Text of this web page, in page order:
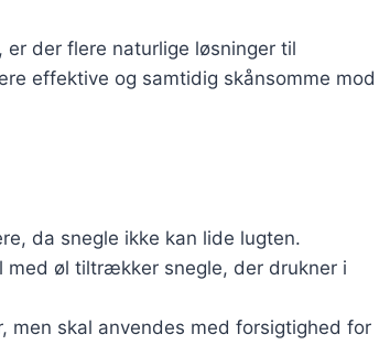
der flere naturlige løsninger til
effektive og samtidig skånsomme mod
da snegle ikke kan lide lugten.
med øl tiltrækker snegle, der drukner i
men skal anvendes med forsigtighed for